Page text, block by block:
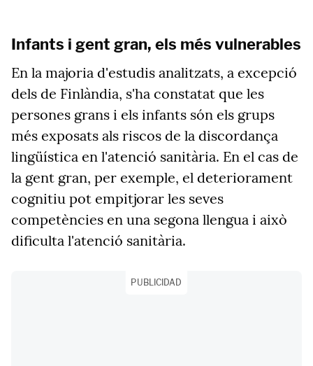
Infants i gent gran, els més vulnerables
En la majoria d'estudis analitzats, a excepció
dels de Finlàndia, s'ha constatat que les
persones grans i els infants són els grups
més exposats als riscos de la discordança
lingüística en l'atenció sanitària. En el cas de
la gent gran, per exemple, el deteriorament
cognitiu pot empitjorar les seves
competències en una segona llengua i això
dificulta l'atenció sanitària.
PUBLICIDAD